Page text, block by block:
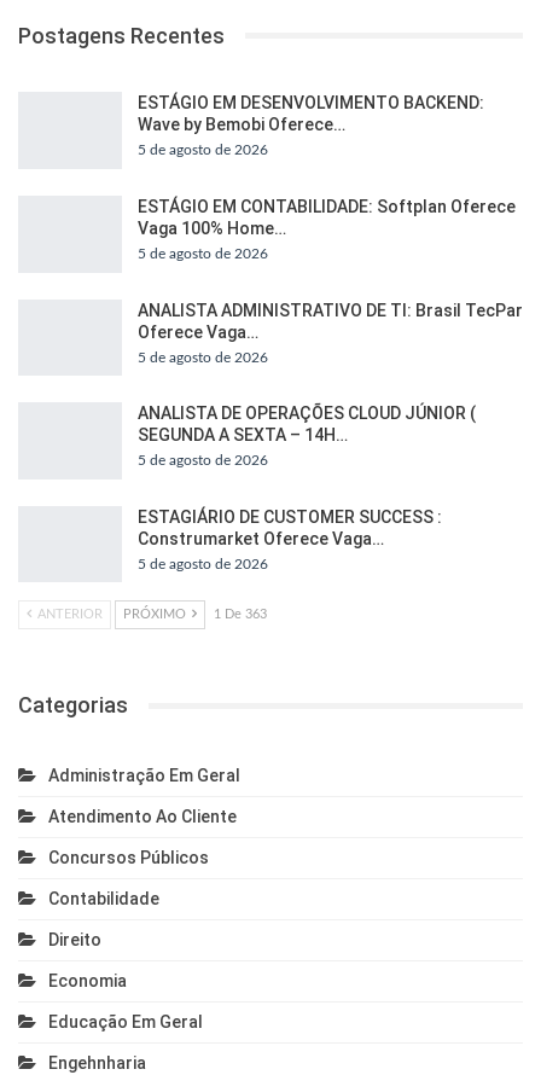
Postagens Recentes
ESTÁGIO EM DESENVOLVIMENTO BACKEND:
Wave by Bemobi Oferece…
5 de agosto de 2026
ESTÁGIO EM CONTABILIDADE: Softplan Oferece
Vaga 100% Home…
5 de agosto de 2026
ANALISTA ADMINISTRATIVO DE TI: Brasil TecPar
Oferece Vaga…
5 de agosto de 2026
ANALISTA DE OPERAÇÕES CLOUD JÚNIOR (
SEGUNDA A SEXTA – 14H…
5 de agosto de 2026
ESTAGIÁRIO DE CUSTOMER SUCCESS :
Construmarket Oferece Vaga…
5 de agosto de 2026
ANTERIOR PRÓXIMO 1 De 363
Categorias
Administração Em Geral
Atendimento Ao Cliente
Concursos Públicos
Contabilidade
Direito
Economia
Educação Em Geral
Engehnharia